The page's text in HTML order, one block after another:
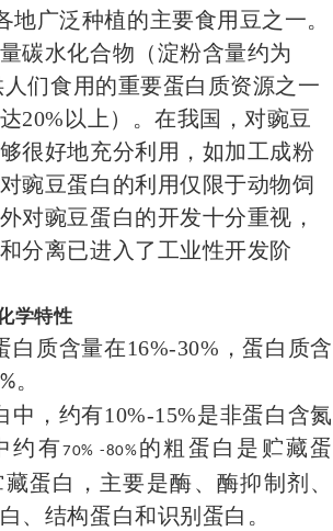
地广泛种植的主要食用豆之一。
碳水化合物（淀粉含量约为
们食用的重要蛋白质资源之一
20%以上）。在我国，对豌豆
很好地充分利用，如加工成粉
豌豆蛋白的利用仅限于动物饲
对豌豆蛋白的开发十分重视，
分离已进入了工业性开发阶
学特性
白质含量在16%-30%，蛋白质含
。
中，约有10%-15%是非蛋白含氮
约有70% -80% 的粗蛋白是贮藏蛋
蛋白，主要是酶、酶抑制剂、
、结构蛋白和识别蛋白。